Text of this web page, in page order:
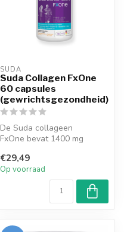
SUDA
Suda Collagen FxOne
60 capsules
(gewrichtsgezondheid)
De Suda collageen
FxOne bevat 1400 mg
tablet. Suda Collage...
€29,49
Op voorraad